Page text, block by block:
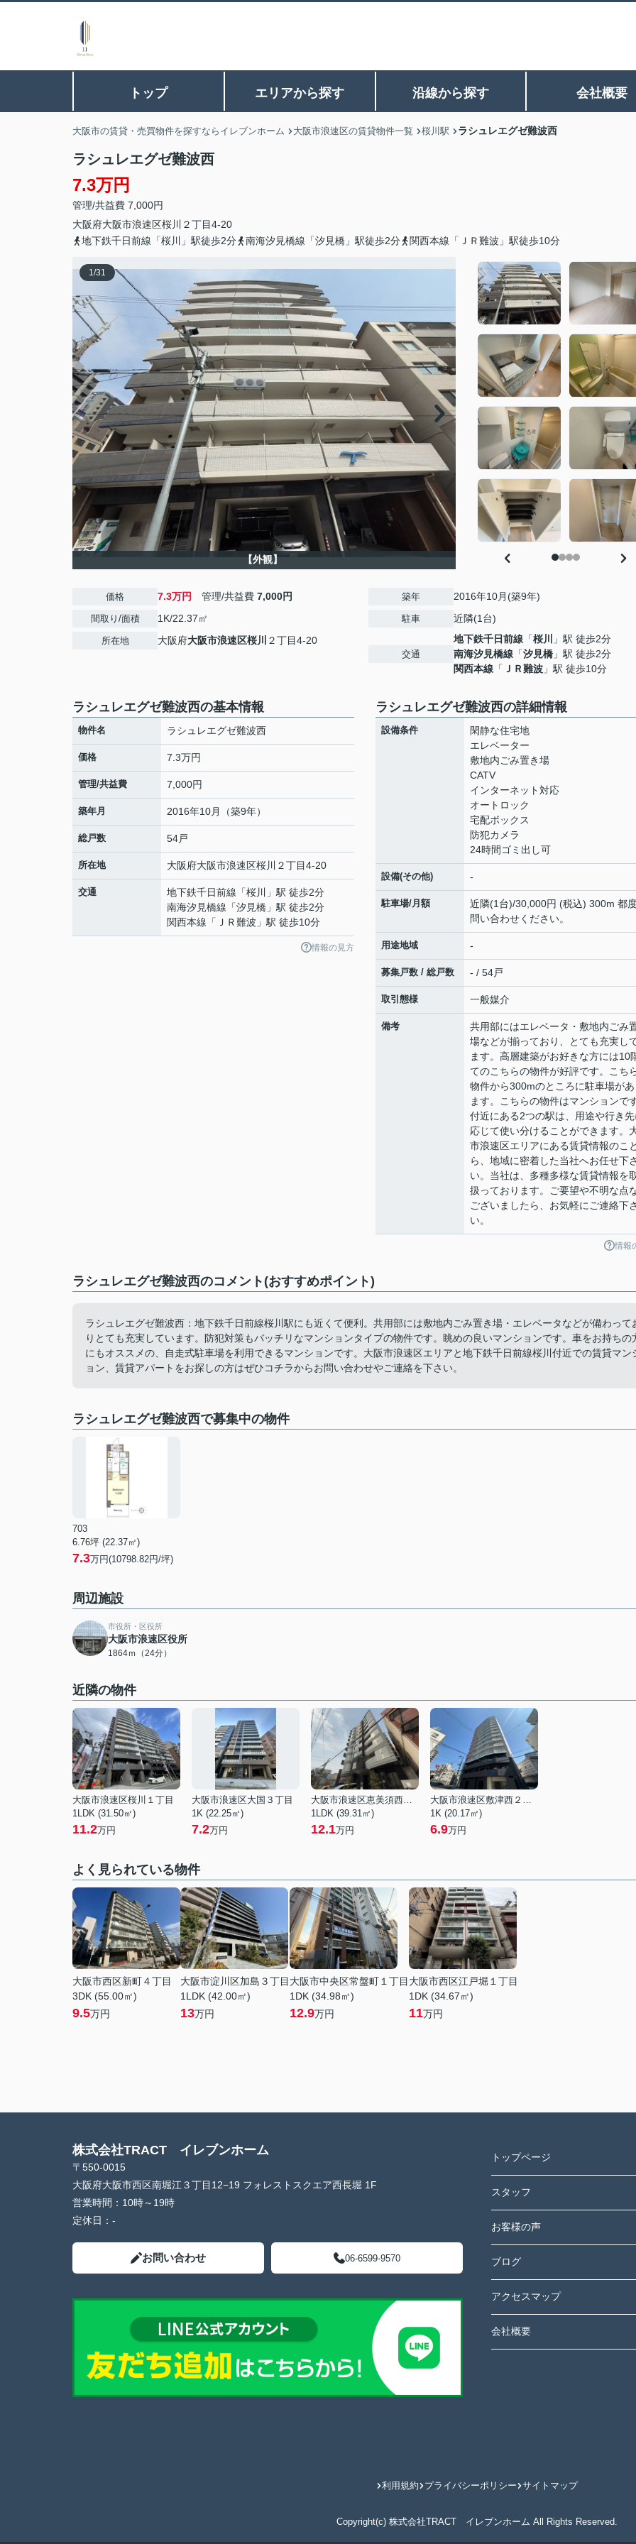
トップ エリアから探す 沿線から探す 会社概要
大阪市の賃貸・売買物件を探すならイレブンホーム 大阪市浪速区の賃貸物件一覧 桜川駅 ラシュレエグゼ難波西
ラシュレエグゼ難波西
7.3万円
管理/共益費 7,000円
大阪府大阪市浪速区桜川 ２丁目4-20
地下鉄千日前線「桜川」駅徒歩2分
南海汐見橋線「汐見橋」駅徒歩2分 関西本線「ＪＲ難波」駅徒歩10分
1/31
【外観】
価格 7.3万円 管理/共益費 7,000円
間取り/面積 1K/22.37㎡
所在地 大阪府大阪市浪速区桜川 ２丁目4-20
築年 2016年10月(築9年)
駐車 近隣(1台)
交通
地下鉄千日前線 「桜川
」駅 徒歩2分
南海汐見橋線 「汐見橋 」駅 徒歩2分
関西本線 「 ＪＲ難波 」駅 徒歩10分
ラシュレエグゼ難波西の基本情報
物件名 ラシュレエグゼ難波西
価格 7.3万円
管理/共益費 7,000円
築年月 2016年10月（築9年）
総戸数 54戸
所在地 大阪府大阪市浪速区桜川 ２丁目4-20
交通 地下鉄千日前線 「桜川
」駅 徒歩2分
南海汐見橋線 「汐見橋 」駅 徒歩2分
関西本線 「 ＪＲ難波 」駅 徒歩10分
情報の見方
ラシュレエグゼ難波西の詳細情報
設備条件
閑静な住宅地
エレベーター
敷地内ごみ置き場
CATV
インターネット対応
オートロック
宅配ボックス
防犯カメラ
24時間ゴミ出し可
設備(その他) -
駐車場/月額
近隣(1台)/30,000円 (税込) 300m 都
問い合わせください。
用途地域 -
募集戸数 / 総戸数 - / 54戸
取引態様 一般媒介
備考
共用部にはエレベータ・敷地内ごみ
場などが揃っており、とても充実し
ます。高層建築がお好きな方には10
てのこちらの物件が好評です。こち
物件から300mのところに駐車場が
ます。こちらの物件はマンションで
付近にある2つの駅は、用途や行き
応じて使い分けることができます。
市浪速区エリアにある賃貸情報のこ
ら、地域に密着した当社へお任せ下
い。当社は、多種多様な賃貸情報を
扱っております。ご要望や不明な点
ございましたら、お気軽にご連絡下
い。
情報
ラシュレエグゼ難波西のコメント(おすすめポイント)
ラシュレエグゼ難波西：地下鉄千日前線桜川駅にも近くて便利。共用部には敷地内ごみ置き場・エレベータなどが備わって
りとても充実しています。防犯対策もバッチリなマンションタイプの物件です。眺めの良いマンションです。車をお持ちの
にもオススメの、自走式駐車場を利用できるマンションです。大阪市浪速区エリアと地下鉄千日前線桜川付近での賃貸マン
ョン、賃貸アパートをお探しの方はぜひコチラからお問い合わせやご連絡を下さい。
ラシュレエグゼ難波西で募集中の物件
703
6.76坪 (22.37㎡)
7.3万円(10798.82円/坪)
周辺施設
市役所・区役所
大阪市浪速区役所
1864ｍ（24分）
近隣の物件
大阪市浪速区桜川１丁目
1LDK (31.50㎡)
11.2万円
大阪市浪速区大国３丁目
1K (22.25㎡)
7.2万円
大阪市浪速区恵美須西１丁目
1LDK (39.31㎡)
12.1万円
大阪市浪速区敷津西２丁目
1K (20.17㎡)
6.9万円
よく見られている物件
大阪市西区新町４丁目
3DK (55.00㎡)
9.5万円
大阪市淀川区加島３丁目
1LDK (42.00㎡)
13万円
大阪市中央区常盤町１丁目
1DK (34.98㎡)
12.9万円
大阪市西区江戸堀１丁目
1DK (34.67㎡)
11万円
株式会社TRACT イレブンホーム
〒550-0015
大阪府大阪市西区南堀江３丁目12−19 フォレストスクエア西長堀 1F
営業時間： 10時～19時
定休日： -
お問い合わせ 06-6599-9570
トップページ
スタッフ
お客様の声
ブログ
アクセスマップ
会社概要
利用規約 プライバシーポリシー サイトマップ
Copyright(c) 株式会社TRACT イレブンホーム All Rights Reserved.